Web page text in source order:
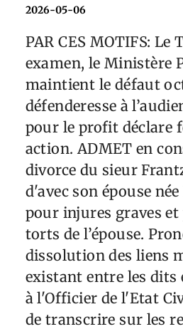
2026-05-06
PAR CES MOTIFS: Le
examen, le Ministère
maintient le défaut
défenderesse à
pour le profit déclare
action. ADMET en
divorce du sieur
d'avec son épouse
pour injures graves
torts de l’épouse.
dissolution des liens
existant entre les dits
à l'Officier de l'Etat
de transcrire sur les